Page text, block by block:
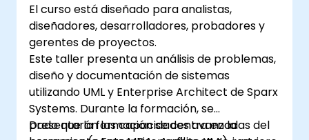
El curso está diseñado para analistas,
diseñadores, desarrolladores, probadores y
gerentes de proyectos.
Este taller presenta un análisis de problemas,
diseño y documentación de sistemas
utilizando UML y Enterprise Architect de Sparx
Systems. Durante la formación, se
presentarán las capacidades avanzadas del
Dado que la formación se centra en la